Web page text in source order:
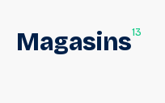
Magasins13